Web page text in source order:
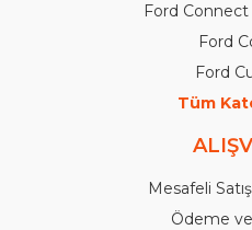
Ford
Ford
Ford
Tüm
Mesafeli
Ödeme